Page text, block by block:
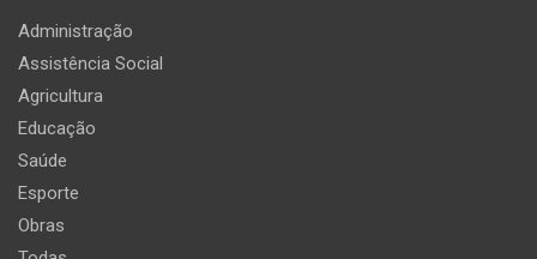
Administração
Assistência Social
Agricultura
Educação
Saúde
Esporte
Obras